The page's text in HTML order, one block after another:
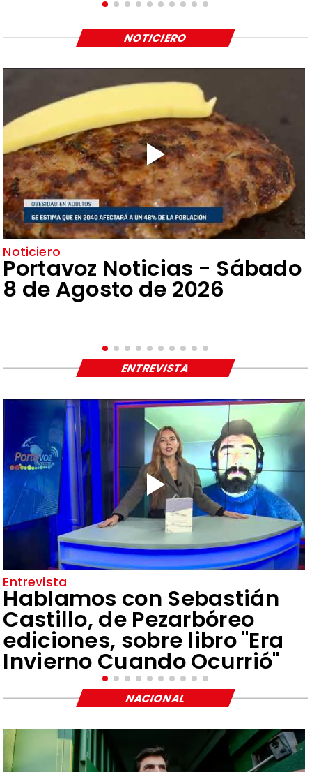
Noticiero
Portavoz Noticias - Sábado
8 de Agosto de 2026
NOTICIERO
Entrevista
Hablamos con Sebastián
Castillo, de Pezarbóreo
ediciones, sobre libro "Era
Invierno Cuando Ocurrió"
ENTREVISTA
NACIONAL